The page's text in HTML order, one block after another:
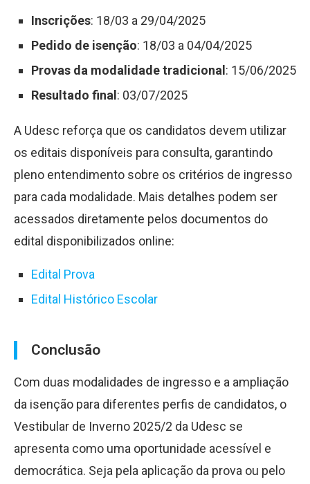
Inscrições: 18/03 a 29/04/2025
Pedido de isenção: 18/03 a 04/04/2025
Provas da modalidade tradicional : 15/06/2025
Resultado final : 03/07/2025
A Udesc reforça que os candidatos devem utilizar
os editais disponíveis para consulta, garantindo
pleno entendimento sobre os critérios de ingresso
para cada modalidade. Mais detalhes podem ser
acessados diretamente pelos documentos do
edital disponibilizados online:
Edital Prova
Edital Histórico Escolar
Conclusão
Com duas modalidades de ingresso e a ampliação
da isenção para diferentes perfis de candidatos, o
Vestibular de Inverno 2025/2 da Udesc se
apresenta como uma oportunidade acessível e
democrática. Seja pela aplicação da prova ou pelo